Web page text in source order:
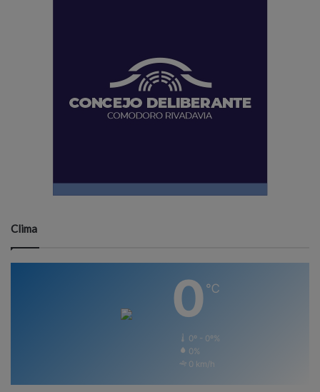
Clima
0 ℃
0º - 0º%
0%
0 km/h